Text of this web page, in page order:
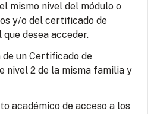
mismo nivel del módulo o
y/o del certificado de
desea acceder.
de un Certificado de
nivel 2 de la misma familia y
académico de acceso a los